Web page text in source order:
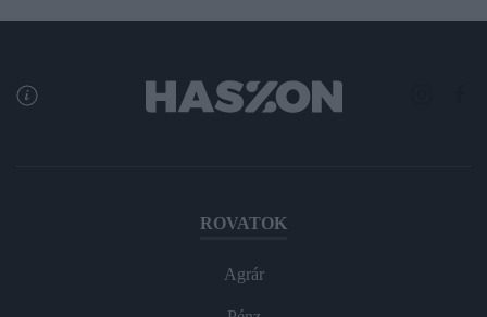
ROVATOK
Agrár